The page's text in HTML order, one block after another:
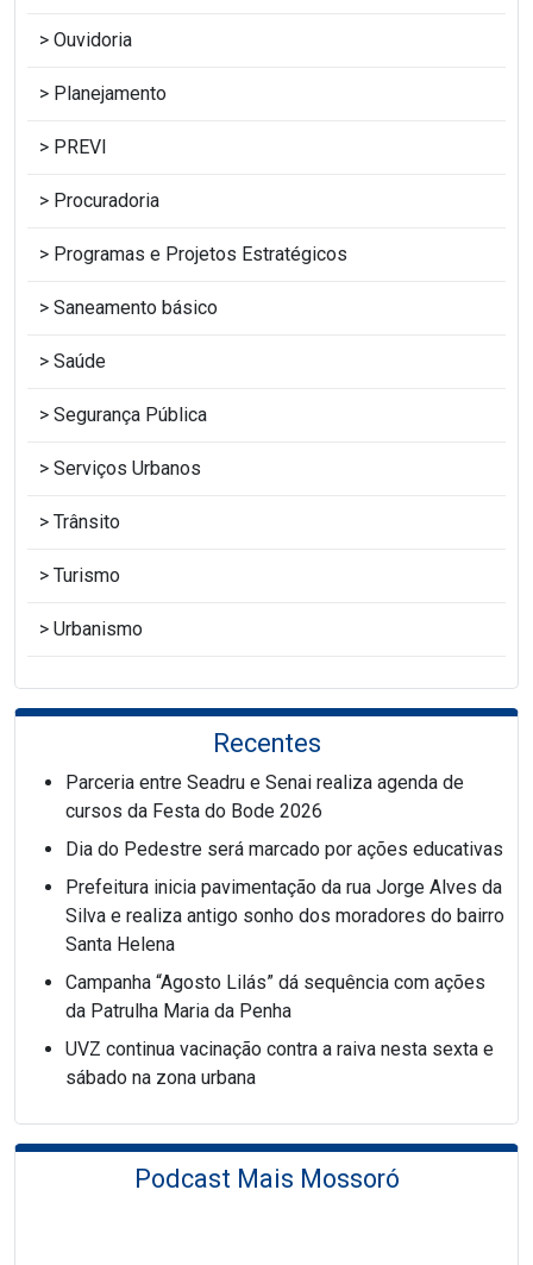
Ouvidoria
Planejamento
PREVI
Procuradoria
Programas e Projetos Estratégicos
Saneamento básico
Saúde
Segurança Pública
Serviços Urbanos
Trânsito
Turismo
Urbanismo
Recentes
Parceria entre Seadru e Senai realiza agenda de
cursos da Festa do Bode 2026
Dia do Pedestre será marcado por ações educativas
Prefeitura inicia pavimentação da rua Jorge Alves da
Silva e realiza antigo sonho dos moradores do bairro
Santa Helena
Campanha “Agosto Lilás” dá sequência com ações
da Patrulha Maria da Penha
UVZ continua vacinação contra a raiva nesta sexta e
sábado na zona urbana
Podcast Mais Mossoró